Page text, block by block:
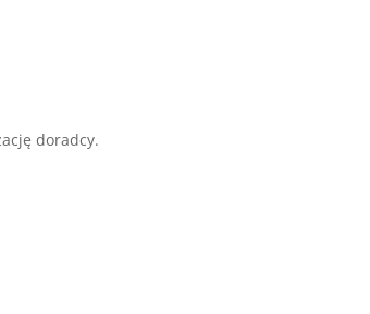
doradcy.